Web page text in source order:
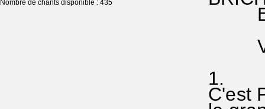
Nombre de chants disponible : 435
EG
1.
C'est